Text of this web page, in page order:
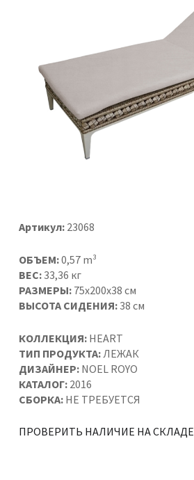
Артикул:23068
ОБЪЕМ:0,57 m³
ВЕС:33,36 кг
РАЗМЕРЫ: 75x200x38 см
ВЫСОТА СИДЕНИЯ:38 см
КОЛЛЕКЦИЯ: HEART
ТИП ПРОДУКТА: ЛЕЖАК
ДИЗАЙНЕР: NOEL ROYO
КАТАЛОГ: 2016
СБОРКА: НЕ ТРЕБУЕТСЯ
ПРОВЕРИТЬ НАЛИЧИЕ НА СКЛАДЕ